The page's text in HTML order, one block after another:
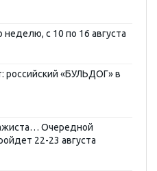
с 10 по 16 августа
«БУЛЬДОГ» в
Очередной
22-23 августа